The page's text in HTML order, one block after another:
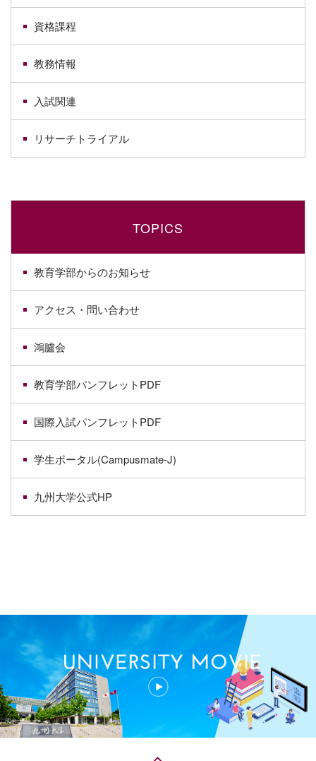
資格課程
教務情報
入試関連
リサーチトライアル
TOPICS
教育学部からのお知らせ
アクセス・問い合わせ
鴻臚会
教育学部パンフレットPDF
国際入試パンフレットPDF
学生ポータル(Campusmate-J)
九州大学公式HP